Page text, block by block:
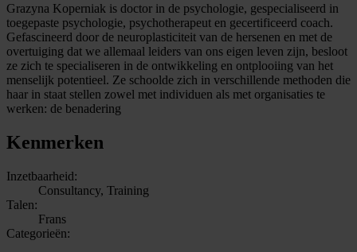
Grazyna Koperniak is doctor in de psychologie, gespecialiseerd in
toegepaste psychologie, psychotherapeut en gecertificeerd coach.
Gefascineerd door de neuroplasticiteit van de hersenen en met de
overtuiging dat we allemaal leiders van ons eigen leven zijn, besloot
ze zich te specialiseren in de ontwikkeling en ontplooiing van het
menselijk potentieel. Ze schoolde zich in verschillende methoden die
haar in staat stellen zowel met individuen als met organisaties te
werken: de benadering
Kenmerken
Inzetbaarheid:
Consultancy, Training
Talen:
Frans
Categorieën: